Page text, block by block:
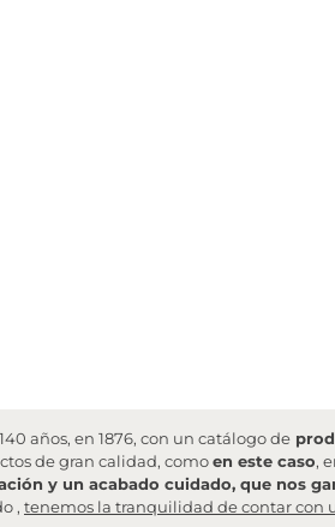
años, en 1876, con un catálogo de
de gran calidad, comoen este caso,
y un acabado cuidado, que nos
, tenemos la tranquilidad de contar con